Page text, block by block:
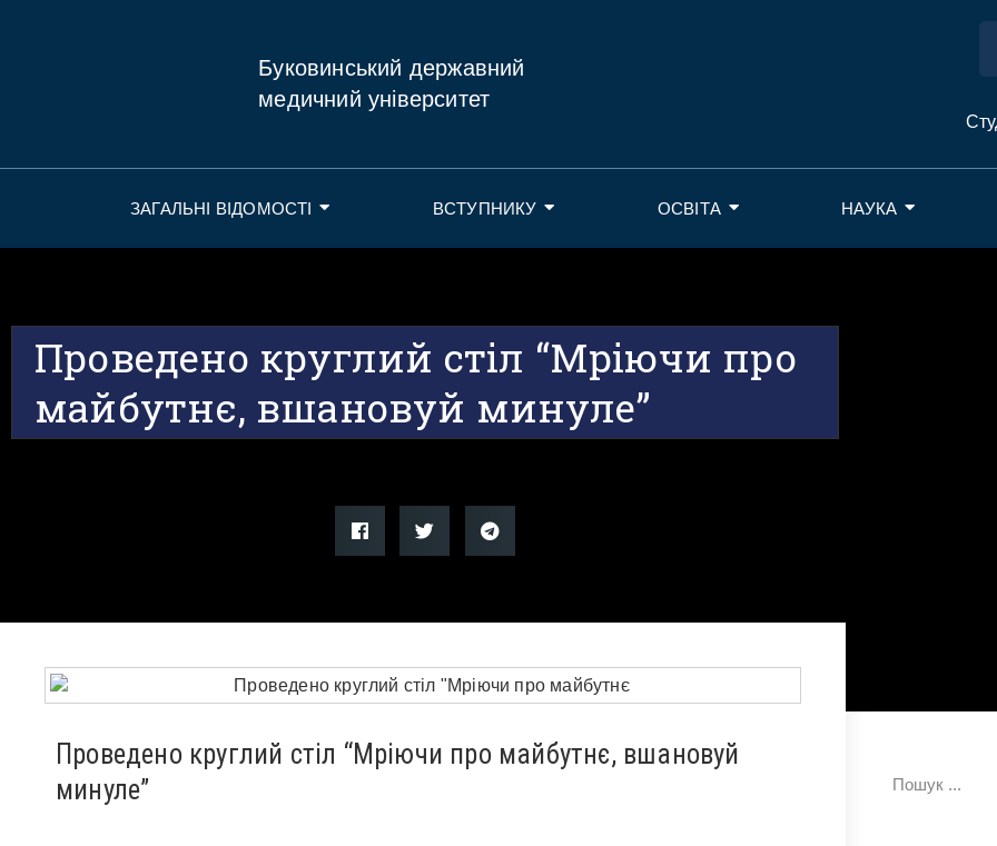
Буковинський державний
медичний університет
ЗАГАЛЬНІ ВІДОМОСТІ ВСТУПНИКУ ОСВІТА НАУКА
Проведено круглий стіл “Мріючи про
майбутнє, вшановуй минуле”
Проведено круглий стіл “Мріючи про майбутнє, вшановуй
минуле”